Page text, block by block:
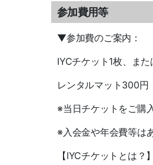
参加費用等
▼参加費のご案内：
IYCチケット1枚、ま
レンタルマット 300円
※当日チケットをご購
※入会金や年会費等は
【IYCチケットとは？】